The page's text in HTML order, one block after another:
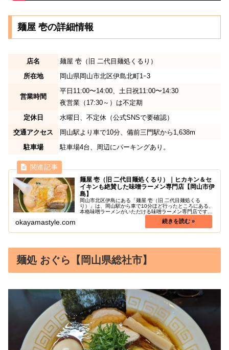
麺屋 壱の詳細情報
店名
麺屋 壱（旧 二代目麺処くるり）
所在地
岡山県岡山市北区伊島北町1ｰ3
営業時間
平日11:00〜14:00、土日祝11:00〜14:30
夜営業（17:30～）は不定期
定休日
水曜日、不定休（公式SNSで要確認）
交通アクセス
岡山駅より車で10分、備前三門駅から1,638m
駐車場
駐車場4台、周辺にパーキングあり。
麺屋 壱（旧 二代目麺処くるり）｜ヒカキン＆セ
イキンも絶賛した味噌ラーメン専門店【岡山市伊
島】
岡山市北区伊島にある「麺屋 壱（旧 二代目麺処くる
り）」は、岡山駅から車で10分ほど行ったところにある、
本格味噌ラーメンがいただける味噌ラーメン専門店です。
全国からお客さんが訪れるほど有名な岡山県屈指の行列が
okayamastyle.com
麺処 おぐら【岡山県総社市】